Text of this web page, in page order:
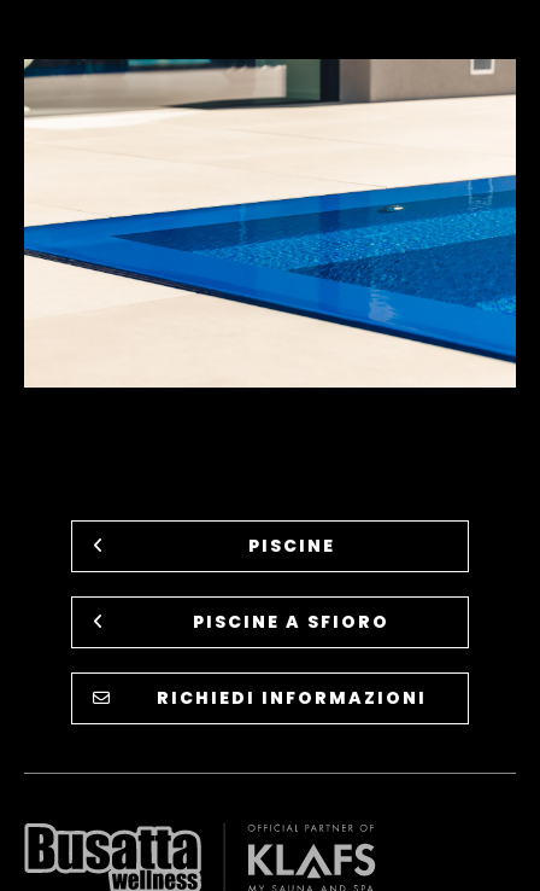
PISCINE
PISCINE A SFIORO
RICHIEDI INFORMAZIONI